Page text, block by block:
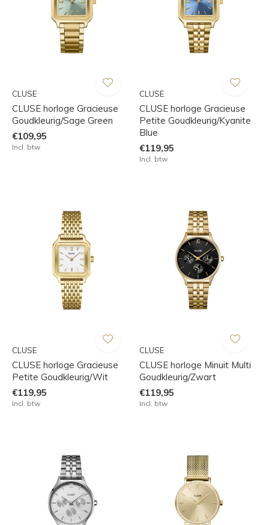
CLUSE
CLUSE horloge Gracieuse
Goudkleurig/Sage Green
€109,95
Incl. btw
CLUSE
CLUSE horloge Gracieuse
Petite Goudkleurig/Kyanite
Blue
€119,95
Incl. btw
CLUSE
CLUSE horloge Gracieuse
Petite Goudkleurig/Wit
€119,95
Incl. btw
CLUSE
CLUSE horloge Minuit Multi
Goudkleurig/Zwart
€119,95
Incl. btw